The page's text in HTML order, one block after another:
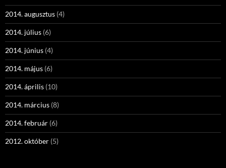
2014. augusztus (4)
2014. július (6)
2014. június (4)
2014. május (6)
2014. április (10)
2014. március (8)
2014. február (6)
2012. október (5)